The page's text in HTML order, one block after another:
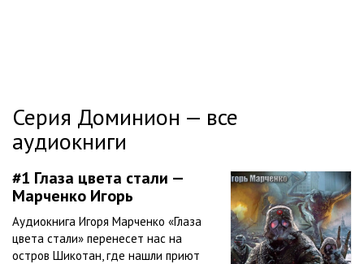
Серия Доминион — все
аудиокниги
#1 Глаза цвета стали —
Марченко Игорь
Аудиокнига Игоря Марченко «Глаза
цвета стали» перенесет нас на
остров Шикотан, где нашли приют